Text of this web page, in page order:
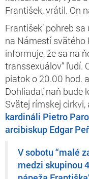
František, vrátil. On
František’ pohreb
na Námestí svätého
informuje, že sa na
transsexuálov” ľudí.
piatok o 20.00 hod.
Dohliadať naň bude
Svätej rímskej cirkvi,
kardináli Pietro
arcibiskup Edgar
V sobotu “malé
medzi skupinou